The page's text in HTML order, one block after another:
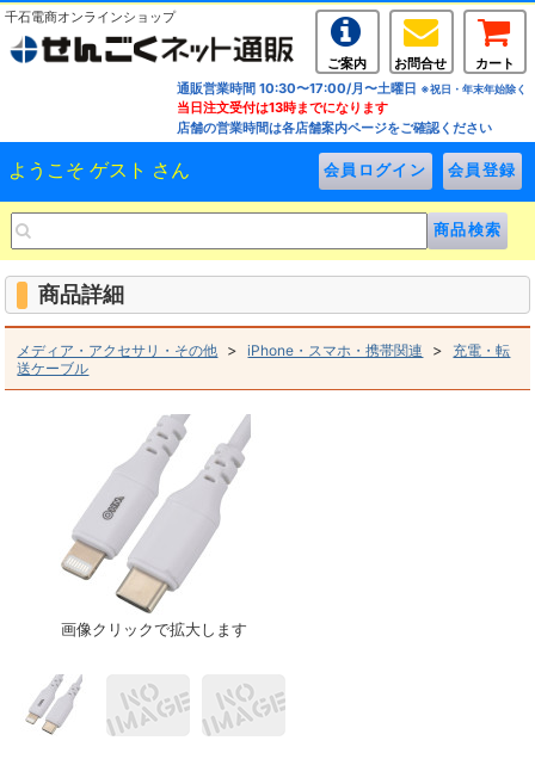
千石電商オンラインショップ
ご案内 お問合せ
カート
通販営業時間 10:30〜17:00/月〜土曜日 ※祝日・年末年始除く
当日注文受付は13時までになります
店舗の営業時間は各店舗案内ページをご確認ください
ようこそ ゲスト さん
商品詳細
メディア・アクセサリ・その他 >iPhone・スマホ・携帯関連 > 充電・転
送ケーブル
画像クリックで拡大します